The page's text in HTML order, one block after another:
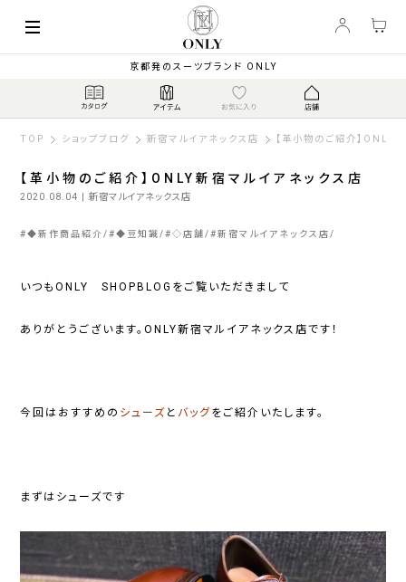
京都発のスーツブランド ONLY
TOP ショップブログ 新宿マルイアネックス店 【革小物のご紹介】ONLY
【革小物のご紹介】ONLY新宿マルイアネックス店
2020.08.04 | 新宿マルイアネックス店
#◆新作商品紹介 #◆豆知識 #◇店舗 #新宿マルイアネックス店
いつもONLY SHOPBLOGをご覧いただきまして
ありがとうございます。ONLY新宿マルイアネックス店です！
今回はおすすめの シューズ と バッグをご紹介いたします。
まずはシューズです